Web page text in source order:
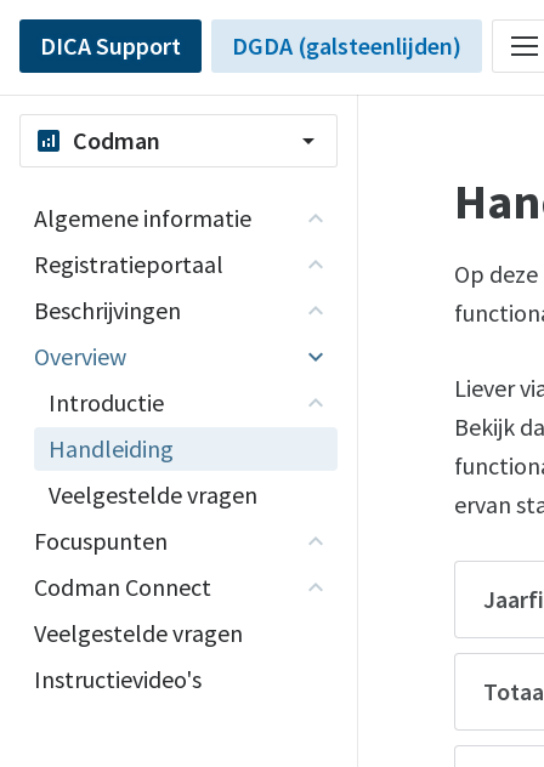
DICA Support DGDA (galsteenlijden)
analytics Codman arrow_drop_down
Algemene informatie
Registratieportaal
Beschrijvingen
Overview
Introductie
Handleiding
Veelgestelde vragen
Focuspunten
Codman Connect
Veelgestelde vragen
Instructievideo's
Op
Liever
Bekijk
ervan